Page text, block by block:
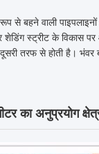
से बहने वाली
शेडिंग स्ट्रीट के
तरफ से होती है।
का अनुप्रयोग